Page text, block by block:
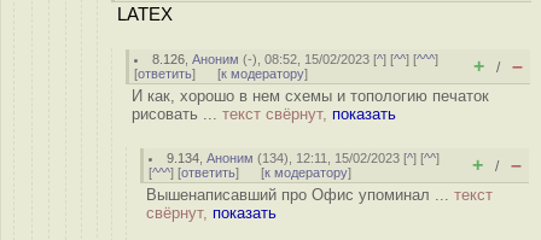
LATEX
8.126 ,Аноним (-), 08:52, 15/02/2023 [^] [^^] [^^^]
[ответить] [к модератору] + / –
И как, хорошо в нем схемы и топологию печаток
рисовать ... текст свёрнут, показать
9.134 ,Аноним (134), 12:11, 15/02/2023 [^] [^^]
[^^^] [ответить] [к модератору] + / –
Вышенаписавший про Офис упоминал ... текст
свёрнут, показать